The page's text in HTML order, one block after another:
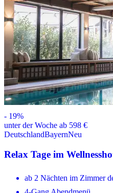
- 19%
unter der Woche ab 598 €
DeutschlandBayernNeu
Relax Tage im
ab 2 Nächten im Zimmer